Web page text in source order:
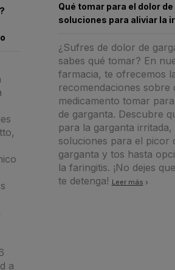
a
Qué tomar para el dolor
soluciones para aliviar la
¿Sufres de dolor de
sabes qué tomar? En
farmacia, te ofrecemos
recomendaciones sobre
medicamento tomar
de garganta. Descubre
para la garganta irritada,
soluciones para el picor
garganta y tos hasta
la faringitis. ¡No dejes
te detenga! Leer más